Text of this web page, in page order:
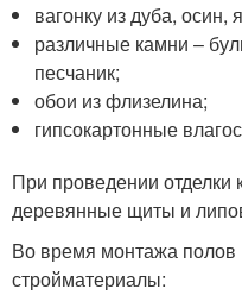
вагонку из дуба,
различные камни –
песчаник;
обои из флизелина;
гипсокартонные
При проведении отделки
деревянные щиты и
Во время монтажа полов
стройматериалы: